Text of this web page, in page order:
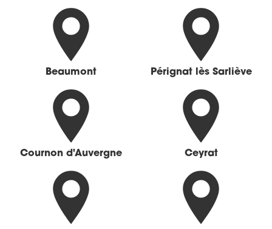
Beaumont Pérignat lès Sarliève
Cournon d'Auvergne Ceyrat